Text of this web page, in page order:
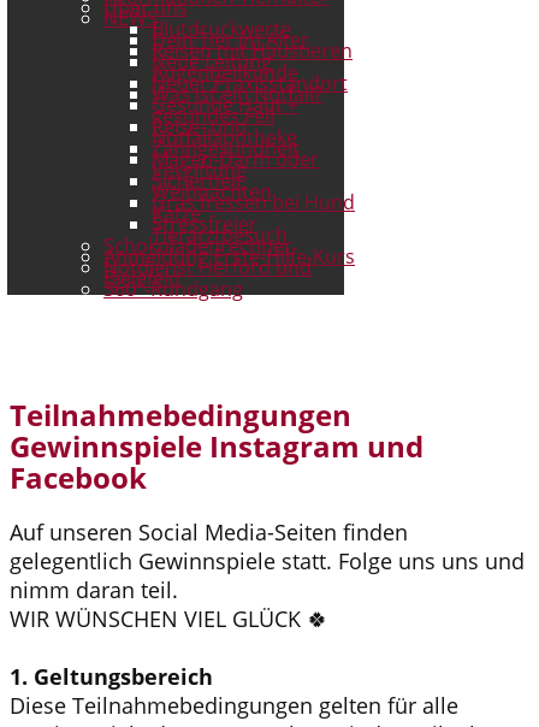
Über uns
NEWSBlutdruckwerte
Dein Tier im Alter
Reisen mit Haustieren
Neue Leitung
Augenheilkunde
Neuer Praxisstandort
Was ist ein Notfall?
Gesunde Haut +
gesundes Fell
Reise- und
Notfallapotheke
Zahngesundheit
Magen-Darm oder
Vergiftung
Sicherheit
Weihnachten
Gras fressen bei Hund
Katze
Stressfreier
Tierarztbesuch
Schokoladenrechner
Anmeldung Erste-Hilfe-Kurs
Notdienst Herford und
Bielefeld
360°-Rundgang
Teilnahmebedingungen
Gewinnspiele Instagram und
Facebook
Auf unseren Social Media-Seiten finden
gelegentlich Gewinnspiele statt. Folge uns uns und
nimm daran teil.
WIR WÜNSCHEN VIEL GLÜCK 🍀
1. Geltungsbereich
Diese Teilnahmebedingungen gelten für alle